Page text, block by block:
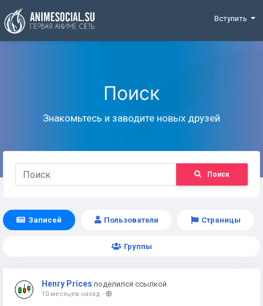
Funding
Вступить
Поиск
Знакомьтесь и заводите новых друзей
Поиск
Записей Пользователи Страницы
Группы
Henry Prices поделился ссылкой
10 месяцев назад -